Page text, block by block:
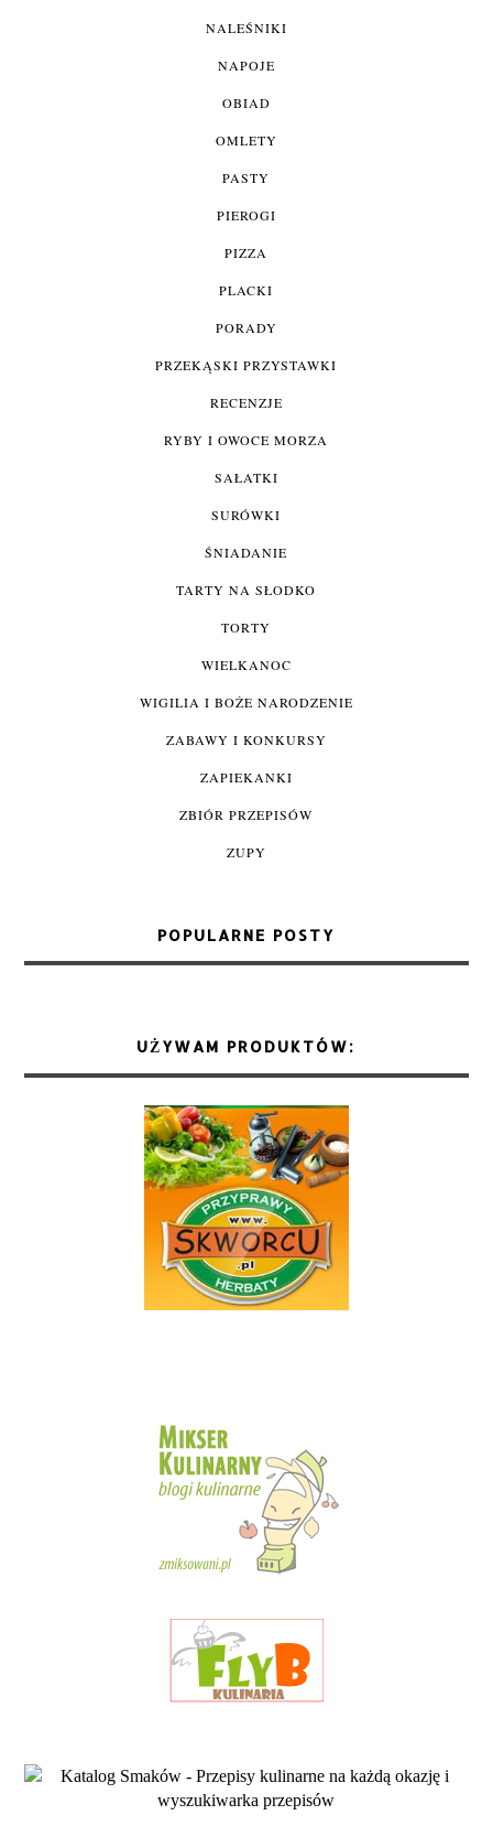
NALEŚNIKI
NAPOJE
OBIAD
OMLETY
PASTY
PIEROGI
PIZZA
PLACKI
PORADY
PRZEKĄSKI PRZYSTAWKI
RECENZJE
RYBY I OWOCE MORZA
SAŁATKI
SURÓWKI
ŚNIADANIE
TARTY NA SŁODKO
TORTY
WIELKANOC
WIGILIA I BOŻE NARODZENIE
ZABAWY I KONKURSY
ZAPIEKANKI
ZBIÓR PRZEPISÓW
ZUPY
POPULARNE POSTY
UŻYWAM PRODUKTÓW: